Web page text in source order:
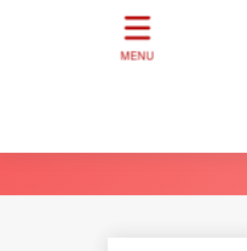
MENU